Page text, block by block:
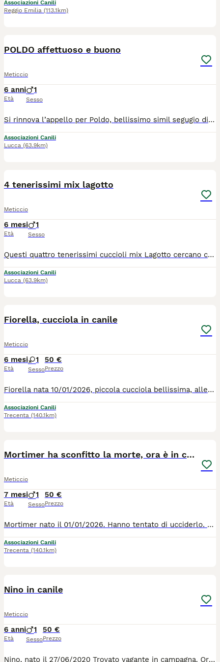
Associazioni Canili
Reggio Emilia (113.1km)
POLDO affettuoso e buono
Meticcio
6 anni
Età
1
Sesso
Si rinnova l’appello per Poldo, bellissimo simil segugio di taglia media, entrato in canile nel mese di febbraio 2021. Poldo è un cane esuberante, vivace e leggermente timido con gli estranei. Va d’accordo con le femmine e anche con diversi maschi. Adora le palline, è affettuoso e buono. Si cerca per lui una situazione adeguata al suo bisogno di movimento. Ha circa 6 anni E’ a Siena, adottabile nel centro nord, con disponibilità a controlli pre e post affido, oltre a dare notizie di lui via via Per informazioni: 3382227702
Associazioni Canili
Lucca (63.9km)
4 tenerissimi mix lagotto
Meticcio
6 mesi
Età
1
Sesso
Questi quattro tenerissimi cuccioli mix Lagotto cercano casa: Sandro, Jack, Otello e la femminuccia Yara. Hanno circa sei mesi e sono una futura taglia media. Si trovano a Siena e si affidano vaccinati e chippati previa disponibilità a controlli pre e post affido. Per informazioni: Cell. 339 4246922 - 338 2227702 Mail. asstasiena@gmail.com
Associazioni Canili
Lucca (63.9km)
Fiorella, cucciola in canile
Meticcio
6 mesi
Età
1
Sesso
50 €
Prezzo
Fiorella nata 10/01/2026, piccola cucciola bellissima, allegrissima e giocosa. Possiamo trovare per lei una casa, prima che il canile la rende fobica e malata ? Per tutte le info chiamate il 0039/3714497821
Associazioni Canili
Trecenta (140.1km)
Mortimer ha sconfitto la morte, ora è in canile
Meticcio
7 mesi
Età
1
Sesso
50 €
Prezzo
Mortimer nato il 01/01/2026. Hanno tentato di ucciderlo. Gli hanno fatto mangiare ossa di pollo, pelle e derivati con puntine da disegno. Lui non è morto, perché una persona lo ha sentito guaire dai dolori e lo ha portato subito al soccorso veterinario. Li è stato pulito l'addome, dove per fortuna questo "cibo" era rimasto. Se passava oltre, il cucciolo moriva, anzi, lo dovevano sopprimere. Lui è un cucciolo tanto buono e carino e non ha smesso di fidarsi delle persone. Per tutte le info chiamate il 0039/3714497821
Associazioni Canili
Trecenta (140.1km)
Nino in canile
Meticcio
6 anni
Età
1
Sesso
50 €
Prezzo
Nino, nato il 27/06/2020 Trovato vagante in campagna. Ora sta in canile fra le mura di cemento, il freddo pavimento e 1200 cani che abbaiano dalla mattina alla sera. Lui ne soffre. Troviamo qualcuno che li regala la tranquilità che lui sogna ? Nino è un bravo cane che se lo merita. Per tutte le info 0039/3714497821